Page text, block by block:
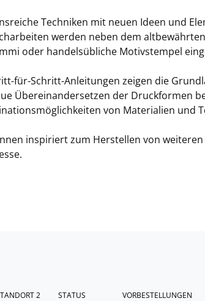
Techniken mit neuen Ideen und
werden neben dem
oder handelsübliche Motivstempel
für-Schritt-Anleitungen zeigen die
Übereinandersetzen der Druckformen
von Materialien und
inspiriert zum Herstellen von
2 STATUS VORBESTELLUNGEN